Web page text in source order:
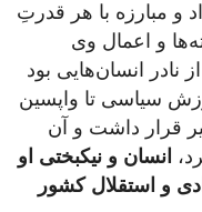
و مبارزه با هر قدرتِ
و اعمال وی
نادر انسان‌هایی بود
سیاسی تا واپسین
قرار داشت و آن
انسان و نیکبختی او
و استقلال کشور